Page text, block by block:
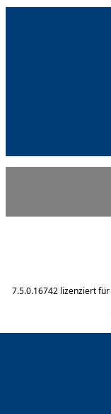
7.5.0.16742 lizenziert für